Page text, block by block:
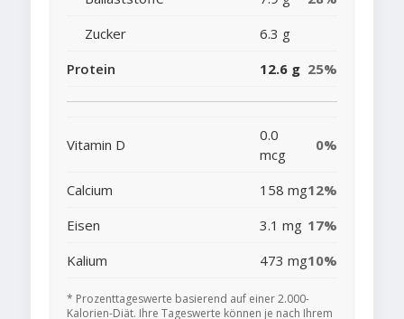
Zucker
6.3 g
Protein
12.6 g 25%
Vitamin D
0.0
mcg
0%
Calcium 158 mg12%
Eisen
3.1 mg 17%
Kalium
473 mg10%
* Prozenttageswerte basierend auf einer 2.000-
Kalorien-Diät. Ihre Tageswerte können je nach Ihrem